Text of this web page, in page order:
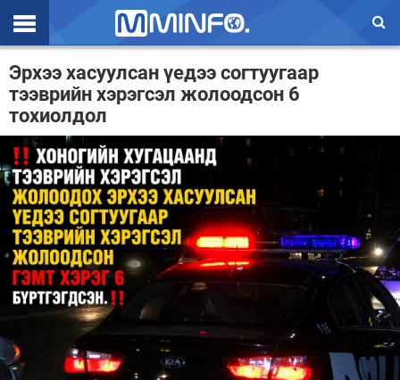
Эхлэл
Цаг агаар
Валют ханш
Улс төр
Эдийн засаг
Үзэл бодол
Спорт
Нийгэм
Дэлхий
Эрхээ хасуулсан үедээ согтуугаар
тээврийн хэрэгсэл жолоодсон 6
тохиолдол